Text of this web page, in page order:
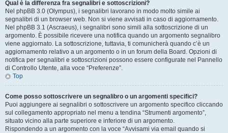
Qual è la differenza fra segnalibri e sottoscrizioni?
Nel phpBB 3.0 (Olympus), i segnalibri lavorano in modo molto simile ai
segnalibri di un browser web. Non si viene avvisati in caso di aggiornamento.
Nel phpBB 3.1 (Ascraeus), i segnalibri sono simili alla sottoscrizione di un
argomento. È possibile ricevere una notifica quando un argomento segnalibro
viene aggiornato. La sottoscrizione, tuttavia, ti comunicherà quando c’è un
aggiornamento relativo a un argomento o in un forum della Board. Opzioni di
notifica per segnalibri e sottoscrizioni possono essere configurate nel Pannello
di Controllo Utente, alla voce “Preferenze”.
Top
Come posso sottoscrivere un segnalibro o un argomenti specifici?
Puoi aggiungere ai segnalibri o sottoscrivere un argomento specifico cliccando
sul collegamento appropriato nel menu a tendina “Strumenti argomento”,
situato vicino alla parte superiore e inferiore di un argomento.
Rispondendo a un argomento con la voce “Avvisami via email quando si